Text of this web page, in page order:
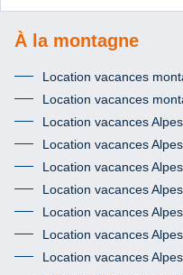
À la montagne
Location vacances
Location vacances
Location vacances
Location vacances
Location vacances
Location vacances
Location vacances
Location vacances
Location vacances